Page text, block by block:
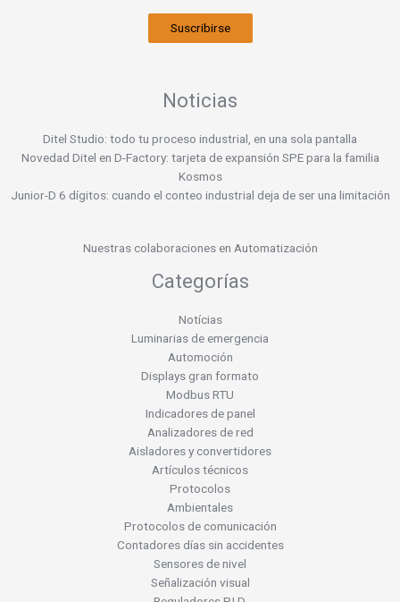
Suscribirse
Noticias
Ditel Studio: todo tu proceso industrial, en una sola pantalla
Novedad Ditel en D-Factory: tarjeta de expansión SPE para la familia
Kosmos
Junior-D 6 dígitos: cuando el conteo industrial deja de ser una limitación
Nuestras colaboraciones en Automatización
Categorías
Notícias
Luminarias de emergencia
Automoción
Displays gran formato
Modbus RTU
Indicadores de panel
Analizadores de red
Aisladores y convertidores
Artículos técnicos
Protocolos
Ambientales
Protocolos de comunicación
Contadores días sin accidentes
Sensores de nivel
Señalización visual